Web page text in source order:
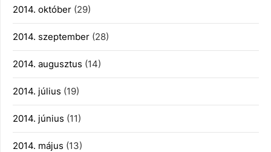
2014. október (29)
2014. szeptember (28)
2014. augusztus (14)
2014. július (19)
2014. június (11)
2014. május (13)